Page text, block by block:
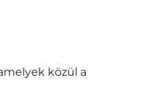
közül a